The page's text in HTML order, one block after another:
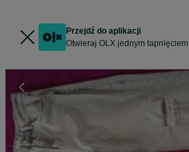
Przejdź do aplikacji
Otwieraj OLX jednym tapnięciem